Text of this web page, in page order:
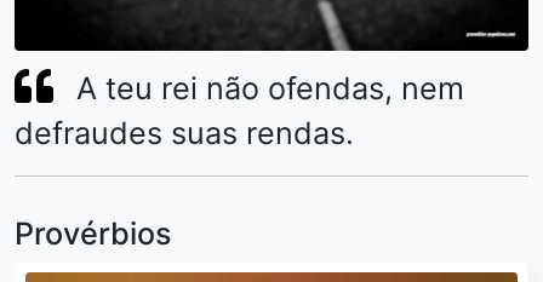
A teu rei não ofendas, nem
defraudes suas rendas.
Provérbios